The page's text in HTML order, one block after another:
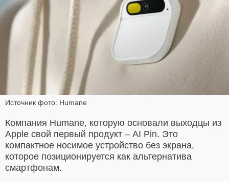
Источник фото: Humane
Компания Humane, которую основали выходцы из
Apple свой первый продукт – AI Pin. Это
компактное носимое устройство без экрана,
которое позиционируется как альтернатива
смартфонам.